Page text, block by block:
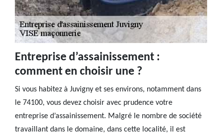
Entreprise d’assainissement :
comment en choisir une ?
Si vous habitez à Juvigny et ses environs, notamment dans
le 74100, vous devez choisir avec prudence votre
entreprise d’assainissement. Malgré le nombre de société
travaillant dans le domaine, dans cette localité, il est